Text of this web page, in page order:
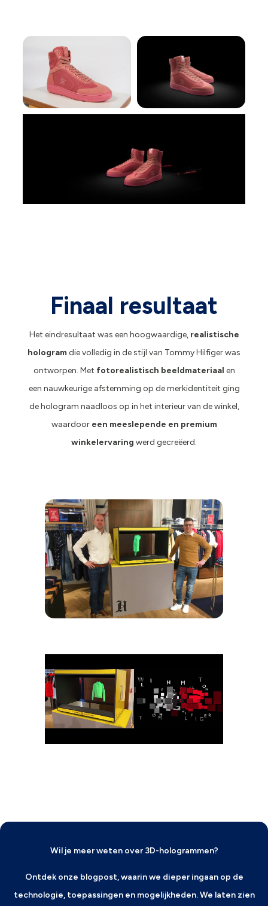
Finaal resultaat
Het eindresultaat was een hoogwaardige, realistische
hologram die volledig in de stijl van Tommy Hilfiger was
ontworpen. Met fotorealistisch beeldmateriaal en
een nauwkeurige afstemming op de merkidentiteit ging
de hologram naadloos op in het interieur van de winkel,
waardoor een meeslepende en premium
winkelervaring werd gecreëerd.
Wil je meer weten over 3D-hologrammen?
Ontdek onze blogpost, waarin we dieper ingaan op de
technologie, toepassingen en mogelijkheden. We laten zien